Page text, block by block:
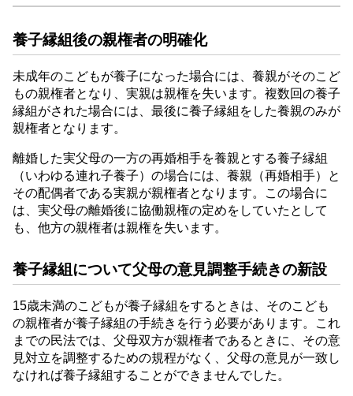
養子縁組後の親権者の明確化
未成年のこどもが養子になった場合には、養親がそのこど
もの親権者となり、実親は親権を失います。複数回の養子
縁組がされた場合には、最後に養子縁組をした養親のみが
親権者となります。
離婚した実父母の一方の再婚相手を養親とする養子縁組
（いわゆる連れ子養子）の場合には、養親（再婚相手）と
その配偶者である実親が親権者となります。この場合に
は、実父母の離婚後に協働親権の定めをしていたとして
も、他方の親権者は親権を失います。
養子縁組について父母の意見調整手続きの新設
15歳未満のこどもが養子縁組をするときは、そのこども
の親権者が養子縁組の手続きを行う必要があります。これ
までの民法では、父母双方が親権者であるときに、その意
見対立を調整するための規程がなく、父母の意見が一致し
なければ養子縁組することができませんでした。